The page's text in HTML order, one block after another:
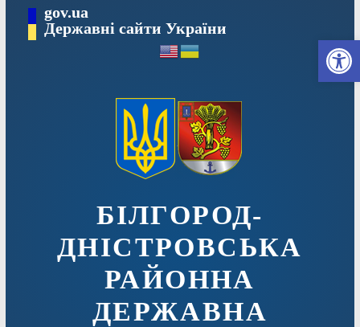
вмісту
gov.ua
Державні сайти України
БІЛГОРОД-
ДНІСТРОВСЬКА
РАЙОННА
ДЕРЖАВНА